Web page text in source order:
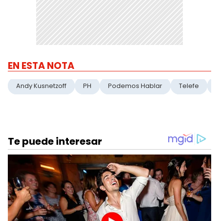
EN ESTA NOTA
Andy Kusnetzoff PH Podemos Hablar Telefe